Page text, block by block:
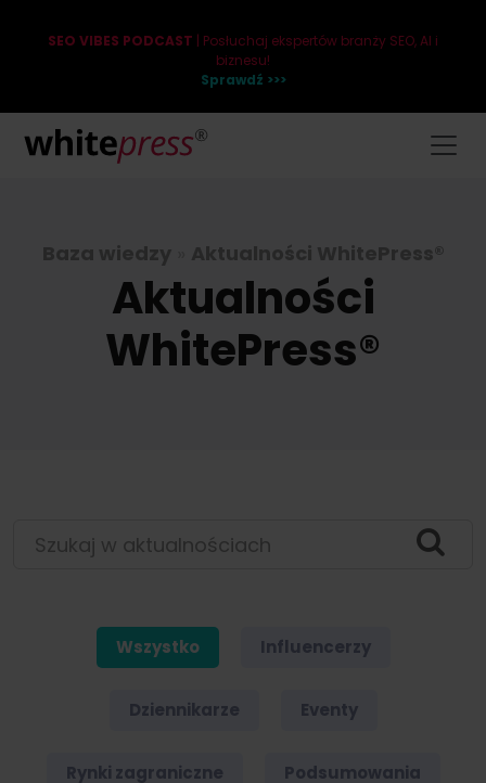
SEO VIBES PODCAST | Posłuchaj ekspertów branży SEO, AI i
biznesu!
Sprawdź >>>
Baza wiedzy Aktualności WhitePress®
Aktualności
WhitePress®
Szukaj w aktualnościach
Wszystko Influencerzy
Dziennikarze Eventy
Rynki zagraniczne Podsumowania